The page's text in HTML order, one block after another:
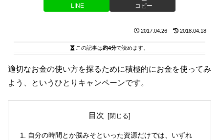
LINE コピー
2017.04.26 2018.04.18
この記事は約4分で読めます。
適切なお金の使い方を探るために積極的にお金を使ってみ
よう、というひとりキャンペーンです。
目次
自分の時間とか脳みそといった資源だけでは、いずれ